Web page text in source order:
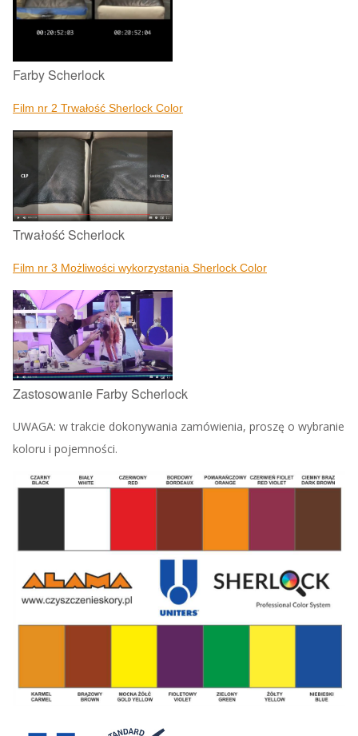
Farby Scherlock
Film nr 2 Trwałość Sherlock Color
Trwałość Scherlock
Film nr 3 Możliwości wykorzystania Sherlock Color
Zastosowanie Farby Scherlock
UWAGA: w trakcie dokonywania zamówienia, proszę o wybranie
koloru i pojemności.